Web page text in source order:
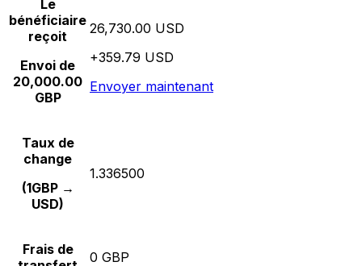
Le
bénéficiaire
reçoit
Envoi de
20,000.00
GBP
26,730.00 USD
+359.79 USD
Envoyer maintenant
Taux de
change
(1GBP →
USD)
1.336500
Frais de
0 GBP